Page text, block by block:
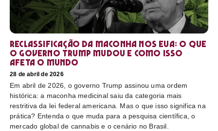
Reclassificação da maconha nos EUA: o que
o governo Trump mudou e como isso
afeta o mundo
28 de abril de 2026
Em abril de 2026, o governo Trump assinou uma ordem
histórica: a maconha medicinal saiu da categoria mais
restritiva da lei federal americana. Mas o que isso significa na
prática? Entenda o que muda para a pesquisa científica, o
mercado global de cannabis e o cenário no Brasil.